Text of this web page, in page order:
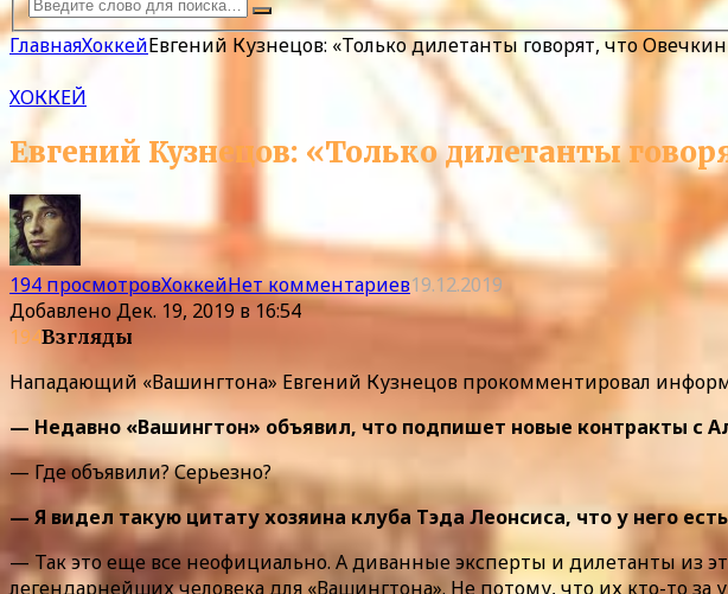
ГлавнаяХоккейЕвгений Кузнецов: «Только дилетанты говорят, что
ХОККЕЙ
Евгений Кузнецов: «Только дилетанты
194 просмотровХоккейНет комментариев19.12.2019
ДобавленоДек. 19, 2019 в 16:54
194Взгляды
Нападающий «Вашингтона» Евгений Кузнецов прокомментировал
— Недавно «Вашингтон» объявил, что подпишет новые контракты с
— Где объявили? Серьезно?
— Я видел такую цитату хозяина клуба Тэда Леонсиса, что у него
— Так это еще все неофициально. А диванные эксперты и дилетанты из
легендарнейших человека для «Вашингтона». Не потому, что их кто-то